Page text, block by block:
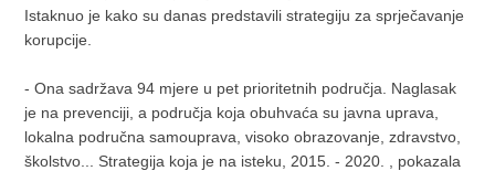
Istaknuo je kako su danas predstavili strategiju za sprječavanje
korupcije.
- Ona sadržava 94 mjere u pet prioritetnih područja. Naglasak
je na prevenciji, a područja koja obuhvaća su javna uprava,
lokalna područna samouprava, visoko obrazovanje, zdravstvo,
školstvo... Strategija koja je na isteku, 2015. - 2020. , pokazala